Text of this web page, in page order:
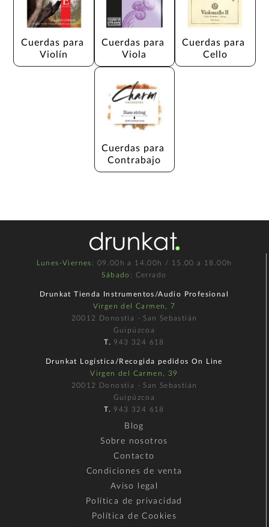
Cuerdas para
Violín
Cuerdas para
Viola
Cuerdas para
Cello
Cuerdas para
Contrabajo
Lunes-Viernes : 09.00h a 14.00h / 15.00 a 18.00h
Sábado : Cerrado
Drunkat Tienda Instrumentos/Audio Profesional
Virgen del Carmen, 7
20012 Donostia - San Sebastián
Guipúzcoa
T. 943 324 618
Drunkat Logística/Recogida pedidos On Line
Virgen del Carmen, 39
20012 Donostia - San Sebastián
Guipúzcoa
T. 943 324 618
Blog
Sobre nosotros
Contacto
Condiciones de venta
Aviso legal
Política de privacidad
Política de Cookies